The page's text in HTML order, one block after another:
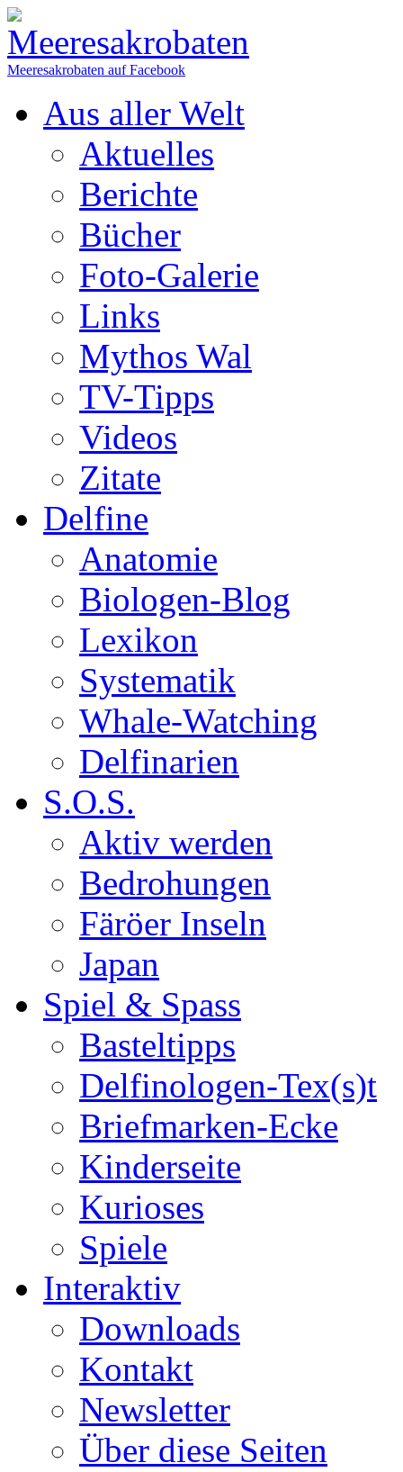
Meeresakrobaten auf Facebook
Aus aller Welt
Aktuelles
Berichte
Bücher
Foto-Galerie
Links
Mythos Wal
TV-Tipps
Videos
Zitate
Delfine
Anatomie
Biologen-Blog
Lexikon
Systematik
Whale-Watching
Delfinarien
S.O.S.
Aktiv werden
Bedrohungen
Färöer Inseln
Japan
Spiel & Spass
Basteltipps
Delfinologen-Tex(s)t
Briefmarken-Ecke
Kinderseite
Kurioses
Spiele
Interaktiv
Downloads
Kontakt
Newsletter
Über diese Seiten